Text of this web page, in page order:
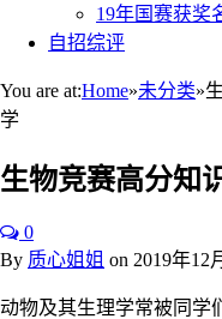
19年国赛获奖
自招综评
You are at:Home»未分类»
学
生物竞赛高分知
0
By 质心姐姐 on 2019年12
动物及其生理学常被同学